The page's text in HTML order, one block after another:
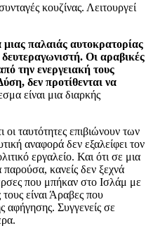
κουζίνας. Λειτουργεί
παλαιάς αυτοκρατορίας
Οι αραβικές
την ενεργειακή τους
δεν προτίθενται να
είναι μια διαρκής
οι ταυτότητες επιβιώνουν των
αναφορά δεν εξαλείφει τον
εργαλείο. Και ότι σε μια
παρούσα, κανείς δεν ξεχνά
που μπήκαν στο Ισλάμ με
είναι Άραβες που
αφήγησης. Συγγενείς σε